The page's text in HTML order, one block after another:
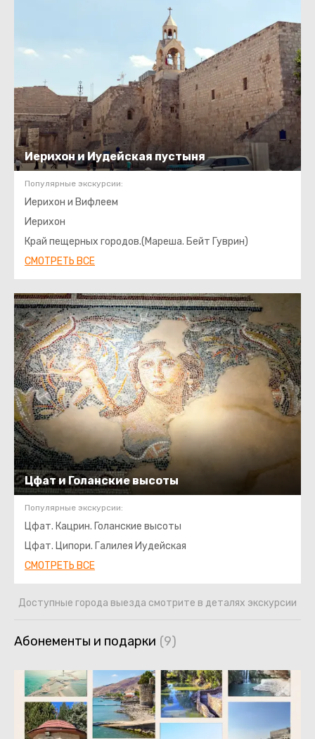
Иерихон и Иудейская пустыня
Популярные экскурсии:
Иерихон и Вифлеем
Иерихон
Край пещерных городов.(Мареша. Бейт Гуврин)
СМОТРЕТЬ ВСЕ
Цфат и Голанские высоты
Популярные экскурсии:
Цфат. Кацрин. Голанские высоты
Цфат. Ципори. Галилея Иудейская
СМОТРЕТЬ ВСЕ
Доступные города выезда смотрите в деталях экскурсии
Абонементы и подарки